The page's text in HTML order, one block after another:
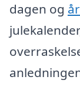
dagen og